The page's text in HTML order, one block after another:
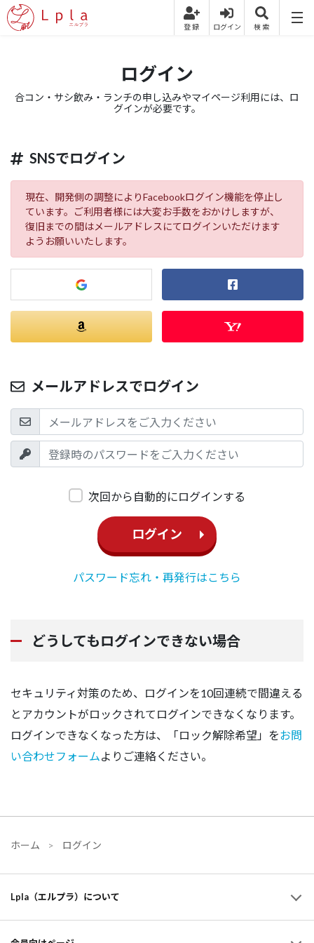
ログイン
合コン・サシ飲み・ランチの申し込みやマイページ利用には、ロ
グインが必要です。
SNSでログイン
現在、開発側の調整によりFacebookログイン機能を停止し
ています。ご利用者様には大変お手数をおかけしますが、
復旧までの間はメールアドレスにてログインいただけます
ようお願いいたします。
メールアドレスでログイン
次回から自動的にログインする
ログイン
パスワード忘れ・再発行はこちら
どうしてもログインできない場合
セキュリティ対策のため、ログインを10回連続で間違える
とアカウントがロックされてログインできなくなります。
ログインできなくなった方は、「ロック解除希望」をお問
い合わせフォームよりご連絡ください。
ホーム ログイン
Lpla（エルプラ）について